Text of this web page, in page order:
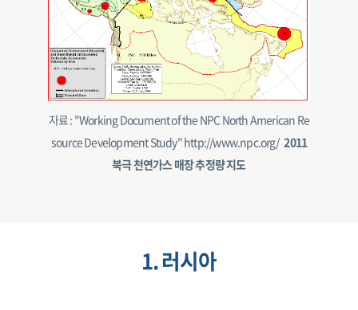
자료 : "Working Document of the NPC North American Re
source Development Study" http://www.npc.org/ 2011
북극 천연가스 매장 추정량 지도
1. 러시아